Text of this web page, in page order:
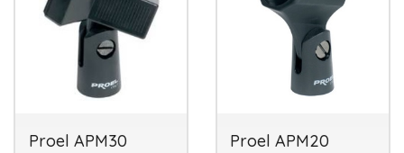
Proel APM30
Proel APM20